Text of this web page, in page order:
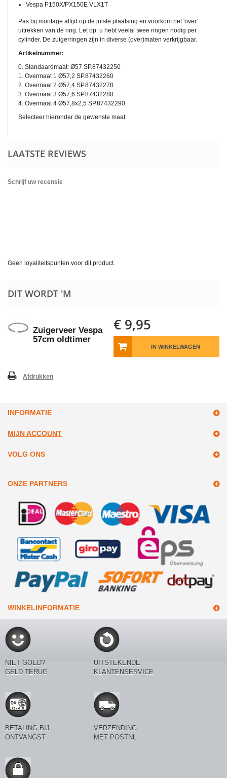
Vespa P150X/PX150E VLX1T
Pas bij montage altijd op de juiste plaatsing en voorkom het 'over'
uitrekken van de ring. Let op: u hebt veelal twee ringen nodig per
cylinder. De zuigerringen zijn in diverse (over)maten verkrijgbaar.
Artikelnummer:
0. Standaardmaat: Ø57 SP.87432250
1. Overmaat 1 Ø57,2 SP.87432260
2. Overmaat 2 Ø57,4 SP.87432270
3. Overmaat 3 Ø57,6 SP.87432280
4. Overmaat 4 Ø57,8x2,5 SP.87432290
Selecteer hieronder de gewenste maat.
LAATSTE REVIEWS
Schrijf uw recensie
Geen loyaliteitspunten voor dit product.
DIT WORDT 'M
Zuigerveer Vespa
57cm oldtimer
€ 9,95
IN WINKELWAGEN
Afdrukken
INFORMATIE
MIJN ACCOUNT
VOLG ONS
ONZE PARTNERS
WINKELINFORMATIE
NIET GOED?
GELD TERUG
UITSTEKENDE
KLANTENSERVICE
BETALING BIJ
ONTVANGST
VERZENDING
MET POSTNL